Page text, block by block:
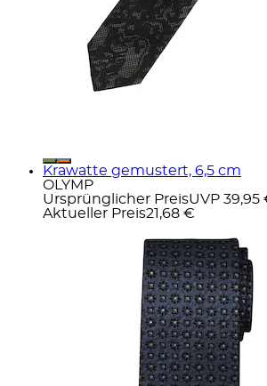
Krawatte gemustert, 6,5 cm
OLYMP
Ursprünglicher PreisUVP 39,95
Aktueller Preis21,68 €